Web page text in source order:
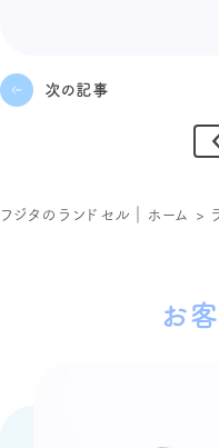
次の記事
フジタのランドセル｜ホーム >
お